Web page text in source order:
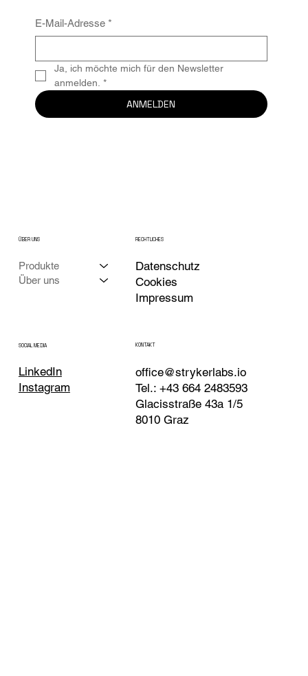
E-Mail-Adresse *
Ja, ich möchte mich für den Newsletter
anmelden. *
ANMELDEN
Produkte
Über uns
ÜBER UNS RECHTLICHES
Cookies
Datenschutz
Impressum
SOCIAL MEDIA
LinkedIn
Instagram
KONTAKT
office@strykerlabs.io
Tel.: +43 664 2483593
Glacisstraße 43a 1/5
8010 Graz